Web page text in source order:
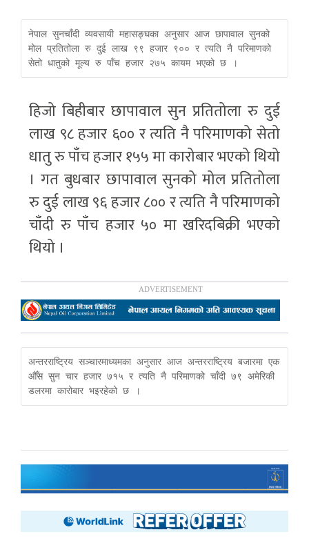
नेपाल सुनचाँदी व्यवसायी महासङ्घका अनुसार आज छापावाल सुनको
मोल प्रतितोला रु दुई लाख ९९ हजार ९०० र त्यति नै परिमाणको
सेतो धातुको मूल्य रु पाँच हजार २७५ कायम भएको छ ।
हिजो बिहीबार छापावाल सुन प्रतितोला रु दुई
लाख ९८ हजार ६०० र त्यति नै परिमाणको सेतो
धातु रु पाँच हजार १५५ मा कारोबार भएको थियो
। गत बुधबार छापावाल सुनको मोल प्रतितोला
रु दुई लाख ९६ हजार ८०० र त्यति नै परिमाणको
चाँदी रु पाँच हजार ५० मा खरिदबिक्री भएको
थियो ।
अन्तरराष्ट्रिय सञ्चारमाध्यमका अनुसार आज अन्तरराष्ट्रिय बजारमा एक
औँस सुन चार हजार ७१५ र त्यति नै परिमाणको चाँदी ७९ अमेरिकी
डलरमा कारोबार भइरहेको छ ।